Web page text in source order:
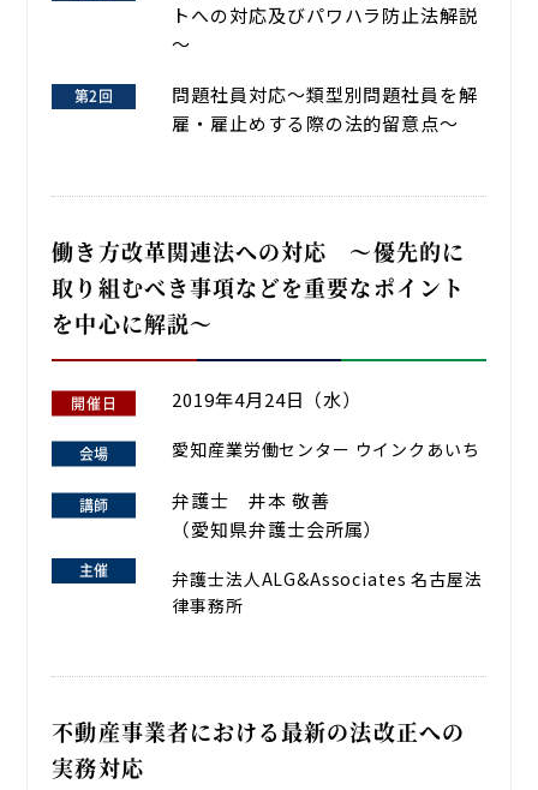
トへの対応及びパワハラ防止法解説
～
問題社員対応～類型別問題社員を解
雇・雇止めする際の法的留意点～
働き方改革関連法への対応 ～優先的に
取り組むべき事項などを重要なポイント
を中心に解説～
2019年4月24日（水）
愛知産業労働センター ウインクあいち
弁護士 井本 敬善
（愛知県弁護士会所属）
弁護士法人ALG&Associates 名古屋法
律事務所
不動産事業者における最新の法改正への
実務対応